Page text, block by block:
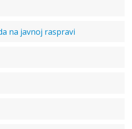
na javnoj raspravi